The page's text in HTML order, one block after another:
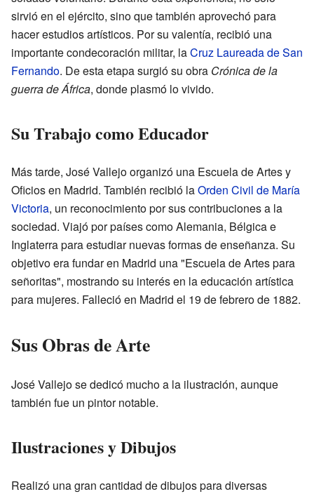
sirvió en el ejército, sino que también aprovechó para
hacer estudios artísticos. Por su valentía, recibió una
importante condecoración militar, laCruz Laureada de San
Fernando. De esta etapa surgió su obra Crónica de la
guerra de África, donde plasmó lo vivido.
Su Trabajo como Educador
Más tarde, José Vallejo organizó una Escuela de Artes y
Oficios en Madrid. También recibió laOrden Civil de María
Victoria, un reconocimiento por sus contribuciones a la
sociedad. Viajó por países como Alemania, Bélgica e
Inglaterra para estudiar nuevas formas de enseñanza. Su
objetivo era fundar en Madrid una "Escuela de Artes para
señoritas", mostrando su interés en la educación artística
para mujeres. Falleció en Madrid el 19 de febrero de 1882.
Sus Obras de Arte
José Vallejo se dedicó mucho a la ilustración, aunque
también fue un pintor notable.
Ilustraciones y Dibujos
Realizó una gran cantidad de dibujos para diversas